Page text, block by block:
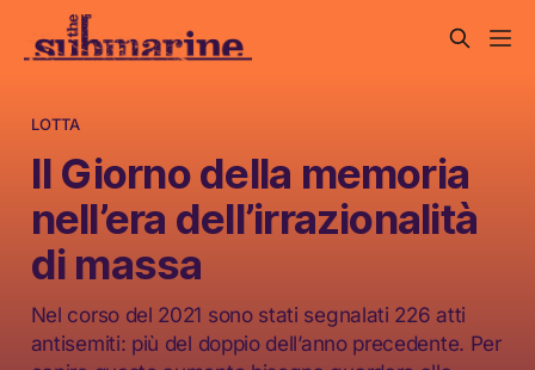
LOTTA
Il Giorno della memoria
nell’era dell’irrazionalità
di massa
Nel corso del 2021 sono stati segnalati 226 atti
antisemiti: più del doppio dell’anno precedente. Per